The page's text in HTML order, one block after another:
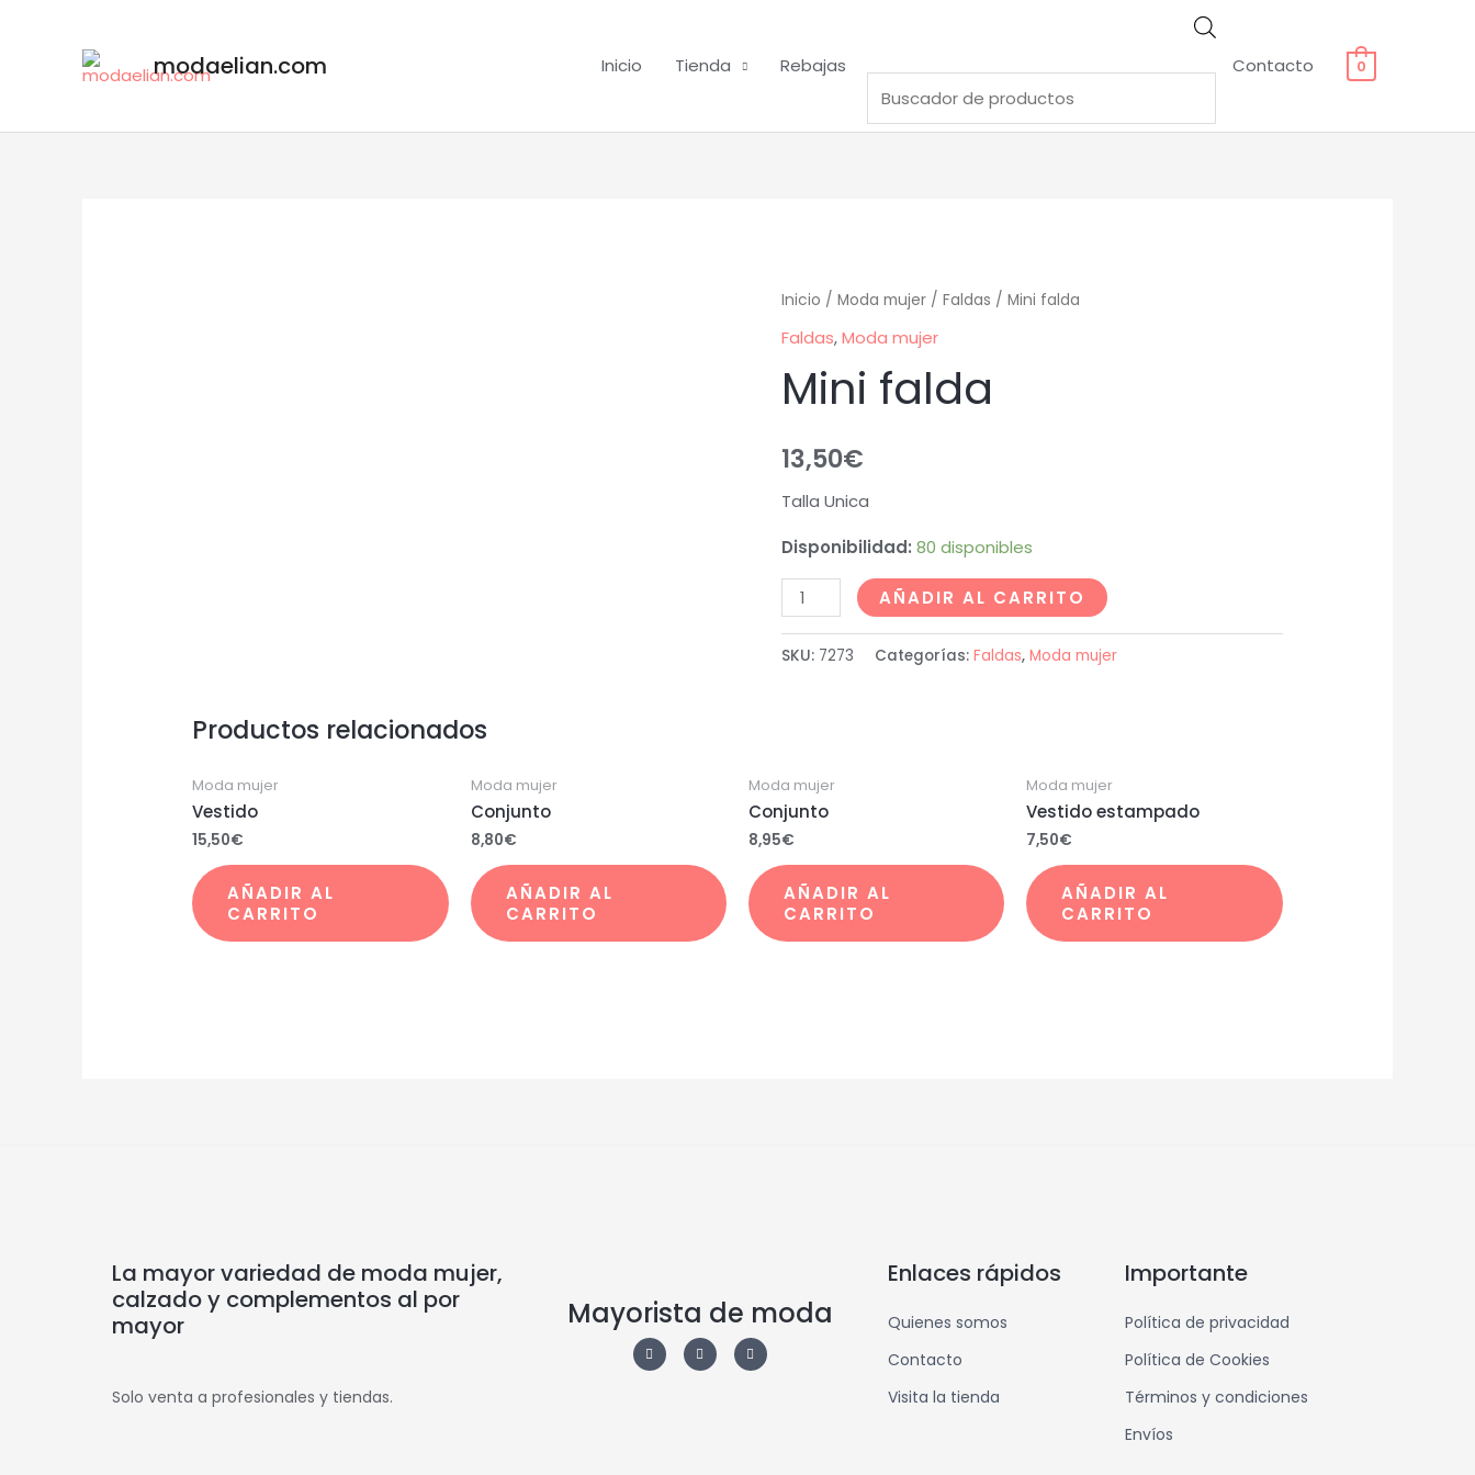
modaelian.com Inicio Tienda Rebajas Contacto 0
Inicio / Moda mujer/ Faldas / Mini falda
Faldas,Moda mujer
Mini falda
13,50€
Talla Unica
Disponibilidad: 80 disponibles
AÑADIR AL CARRITO
SKU: 7273 Categorías: Faldas, Moda mujer
Productos relacionados
Moda mujer
Vestido
15,50€
AÑADIR AL
CARRITO
Moda mujer
Conjunto
8,80€
AÑADIR AL
CARRITO
Moda mujer
Conjunto
8,95€
AÑADIR AL
CARRITO
Moda mujer
Vestido estampado
7,50€
AÑADIR AL
CARRITO
La mayor variedad de moda mujer,
calzado y complementos al por
mayor
Solo venta a profesionales y tiendas.
Mayorista de moda
Enlaces rápidos
Quienes somos
Contacto
Visita la tienda
Importante
Política de privacidad
Política de Cookies
Términos y condiciones
Envíos